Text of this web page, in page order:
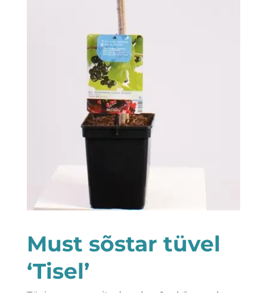
Must sõstar tüvel
‘Tisel’